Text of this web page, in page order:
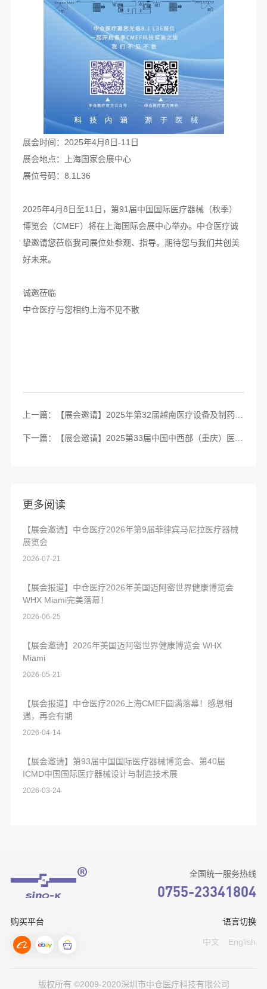
展会时间：2025年4月8日-11日
展会地点：上海国家会展中心
展位号码：8.1L36
2025年4月8日至11日，第91届中国国际医疗器械（秋季）
博览会（CMEF）将在上海国际会展中心举办。中仓医疗诚
挚邀请您莅临我司展位处参观、指导。期待您与我们共创美
好未来。
诚邀莅临
中仓医疗与您相约上海不见不散
上一篇：【展会邀请】2025年第32届越南医疗设备及制药展VIETNAM MEDI-PHARM
更多阅读
【展会邀请】中仓医疗2026年第9届菲律宾马尼拉医疗器械
展览会
2026-07-21
【展会报道】中仓医疗2026年美国迈阿密世界健康博览会
WHX Miami完美落幕！
2026-06-25
【展会邀请】2026年美国迈阿密世界健康博览会 WHX
Miami
2026-05-21
【展会报道】中仓医疗2026上海CMEF圆满落幕！感恩相
遇，再会有期
2026-04-14
【展会邀请】第93届中国国际医疗器械博览会、第40届
ICMD中国国际医疗器械设计与制造技术展
2026-03-24
全国统一服务热线
0755-23341804
购买平台 语言切换
中文 English
版权所有 ©2009-2020深圳市中仓医疗科技有限公司